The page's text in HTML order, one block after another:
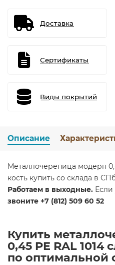
Доставка
Сертификаты
Виды покрытий
Описание
Металлочерепица модерн
кость купить со склада в
Работаем в выходные. Если
звоните +7 (812) 509 60 52
Купить
0,45 PE RAL 1014
по оптимальной